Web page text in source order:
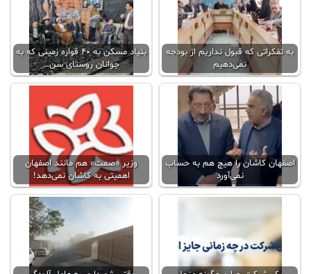
به تفکراتی که قبول نداریم از بودجه
نمی‌دهیم
بنیاد مسکن به 40 قواره زمینی که به
جوانان روستای سن…
اصفهان‌ کاشان را هیچ هم به حساب
نمی‌آورد
وزیر «صمت» هم مانند اصفهان
اهمیتی به کاشان نمی‌دهد!